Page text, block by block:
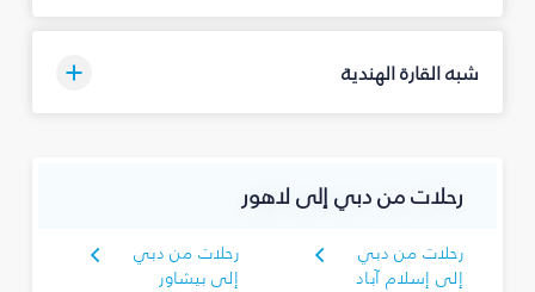
شبه القارة الهندية
رحلات من دبي إلى لاهور
رحلات من دبي
إلى إسلام آباد
رحلات من دبي
إلى بيشاور